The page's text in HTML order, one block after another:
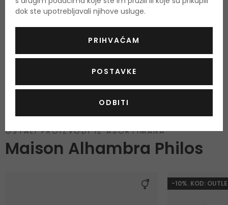
OCIJENITE PROIZVOD
Podaci o dobivanju ocjena
OSTALI PROIZVODI IZ ASORTIMANA
Maison Alhambra Philos
-10%. KOD:
dok ste upotrebljavali njihove usluge.
PRIHVAĆAM
POSTAVKE
ODBITI